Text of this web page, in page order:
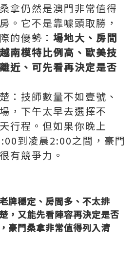
拿仍然是澳門非常值得
。它不是靠噱頭取勝，
的優勢： 場地大、房間
南模特比例高、歐美技
近、可先看再決定是否
：技師數量不如壹號、
，下午太早去選擇不
行程。但如果你晚上
到凌晨2:00之間，豪門
有競爭力。
牌穩定、房間多、不太排
，又能先看陣容再決定是否
豪門桑拿非常值得列入清